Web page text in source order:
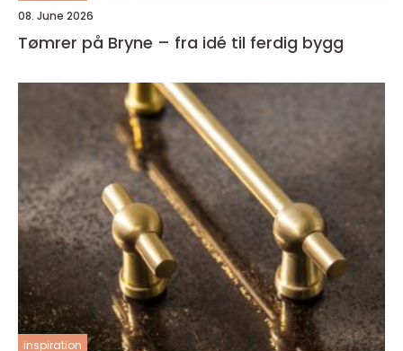
08. June 2026
Tømrer på Bryne – fra idé til ferdig bygg
inspiration